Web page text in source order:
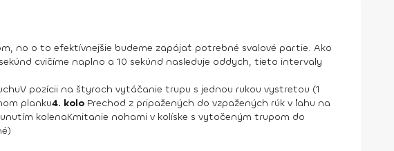
no o to efektívnejšie budeme zapájať potrebné svalové partie. Ako
cvičíme naplno a 10 sekúnd nasleduje oddych, tieto intervaly
V pozícii na štyroch vytáčanie trupu s jednou rukou vystretou (1
planku4. kolo Prechod z pripažených do vzpažených rúk v ľahu na
kolenaKmitanie nohami v kolíske s vytočeným trupom do